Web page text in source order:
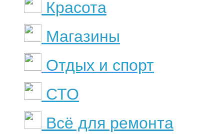
Красота
Магазины
Отдых и спорт
СТО
Всё для ремонта